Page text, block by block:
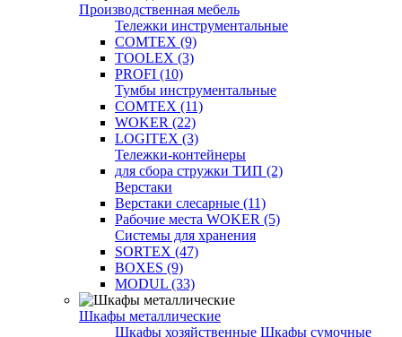
Производственная мебель
Тележки инструментальные
COMTEX (9)
TOOLEX (3)
PROFI (10)
Тумбы инструментальные
COMTEX (11)
WOKER (22)
LOGITEX (3)
Тележки-контейнеры
для сбора стружки ТИП (2)
Верстаки
Верстаки слесарные (11)
Рабочие места WOKER (5)
Системы для хранения
SORTEX (47)
BOXES (9)
MODUL (33)
Шкафы металлические
Шкафы хозяйственные Шкафы сумочные